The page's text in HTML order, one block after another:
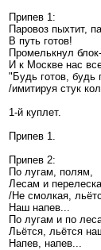
Припев 1:
Паровоз пыхтит,
В путь готов!
Промелькнул
И к Москве нас
"Будь готов, будь
/имитируя стук
1-й куплет.
Припев 1.
Припев 2:
По лугам, полям,
Лесам и
/Не смолкая,
Наш напев...
По лугам и по
Льётся, льётся
Напев, напев...